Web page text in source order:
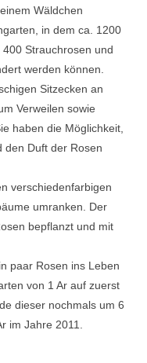
Wäldchen
in dem ca. 1200
Strauchrosen und
werden können.
Sitzecken an
Verweilen sowie
haben die Möglichkeit,
den Duft der Rosen
verschiedenfarbigen
umranken. Der
bepflanzt und mit
paar Rosen ins Leben
von 1 Ar auf zuerst
dieser nochmals um 6
im Jahre 2011.